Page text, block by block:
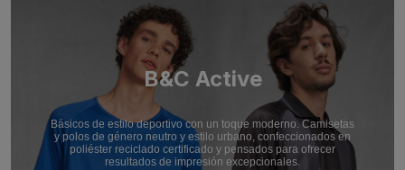
B&C Active
Básicos de estilo deportivo con un toque moderno. Camisetas
y polos de género neutro y estilo urbano, confeccionados en
poliéster reciclado certificado y pensados para ofrecer
resultados de impresión excepcionales.